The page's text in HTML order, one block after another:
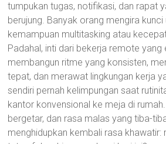
tumpukan tugas, notifikasi, dan rapat
berujung. Banyak orang mengira
kemampuan multitasking atau
Padahal, inti dari bekerja remote yang
membangun ritme yang konsisten,
tepat, dan merawat lingkungan kerja
sendiri pernah kelimpungan saat
kantor konvensional ke meja di
bergetar, dan rasa malas yang tiba-
menghidupkan kembali rasa khawatir: